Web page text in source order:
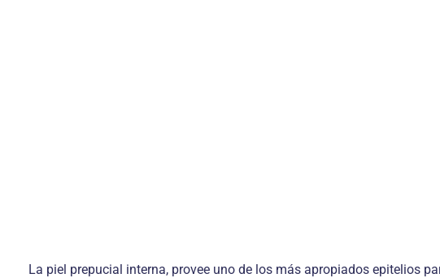
La piel prepucial interna, provee uno de los más apropiados epitelios